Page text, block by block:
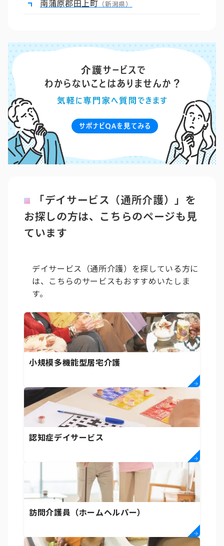
南蒲原郡田上町 （新潟県）
「デイサービス（通所介護）」を
お探しの方は、こちらのページも見
ています
デイサービス（通所介護）を探している方に
は、こちらのサービスもおすすめいたしま
す。
小規模多機能型居宅介護
認知症デイサービス
訪問介護員（ホームヘルパー）